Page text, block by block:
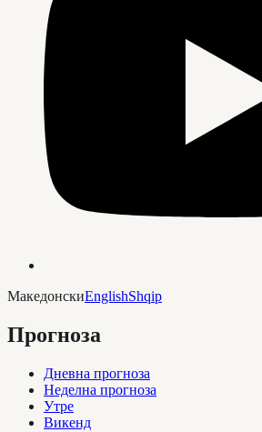
МакедонскиEnglishShqip
Прогноза
Дневна прогноза
Неделна прогноза
Утре
Викенд